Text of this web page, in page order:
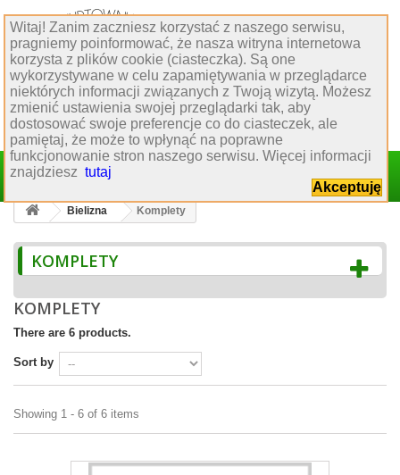
Sign in
Obsługa klienta
:77 544 60 80
:biuro@hurtowniakrawiecka.pl
: biuro obsługi klienta
Witaj! Zanim zaczniesz korzystać z naszego serwisu,
pragniemy poinformować, że nasza witryna internetowa
korzysta z plików cookie (ciasteczka). Są one
wykorzystywane w celu zapamiętywania w przeglądarce
niektórych informacji związanych z Twoją wizytą. Możesz
zmienić ustawienia swojej przeglądarki tak, aby
dostosować swoje preferencje co do ciasteczek, ale
pamiętaj, że może to wpłynąć na poprawne
funkcjonowanie stron naszego serwisu. Więcej informacji
znajdziesz tutaj
Akceptuję
Bielizna Komplety
KOMPLETY
KOMPLETY
There are 6 products.
Sort by
Showing 1 - 6 of 6 items